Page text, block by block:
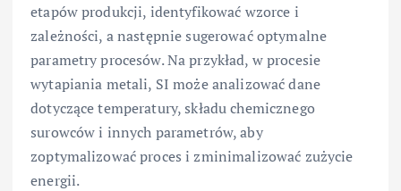
etapów produkcji, identyfikować wzorce i
zależności, a następnie sugerować optymalne
parametry procesów. Na przykład, w procesie
wytapiania metali, SI może analizować dane
dotyczące temperatury, składu chemicznego
surowców i innych parametrów, aby
zoptymalizować proces i zminimalizować zużycie
energii.